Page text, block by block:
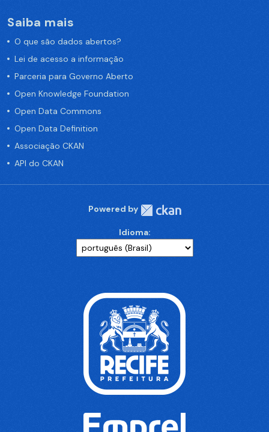
Saiba mais
O que são dados abertos?
Lei de acesso a informação
Parceria para Governo Aberto
Open Knowledge Foundation
Open Data Commons
Open Data Definition
Associação CKAN
API do CKAN
Powered by
Idioma